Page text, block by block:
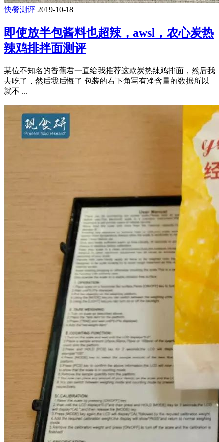
快餐测评 2019-10-18
即使放半包酱料也超辣，awsl，农心炭热
辣鸡排拌面测评
某位不知名的香蕉君一直给我推荐这款炭热辣鸡排面，然后我
去吃了，然后我后悔了 包装的右下角写有净含量的数据所以
就不 ...